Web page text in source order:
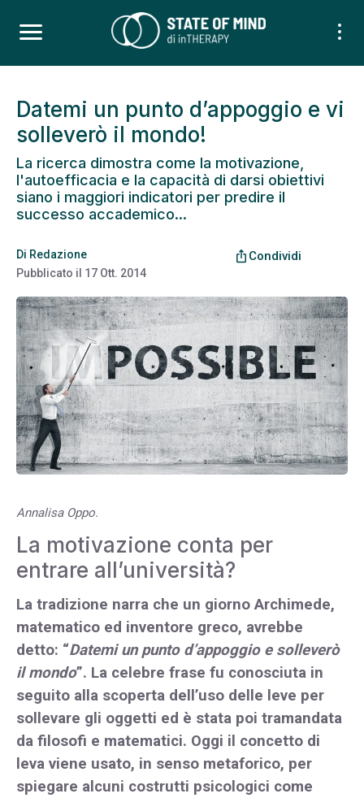
Datemi un punto d’appoggio e vi
solleverò il mondo!
La ricerca dimostra come la motivazione,
l'autoefficacia e la capacità di darsi obiettivi
siano i maggiori indicatori per predire il
successo accademico...
Di Redazione
Pubblicato il 17 Ott. 2014
ios_share Condividi
Annalisa Oppo.
La motivazione conta per
entrare all’università?
La tradizione narra che un giorno Archimede,
matematico ed inventore greco, avrebbe
detto: “Datemi un punto d’appoggio e solleverò
il mondo”. La celebre frase fu conosciuta in
seguito alla scoperta dell’uso delle leve per
sollevare gli oggetti ed è stata poi tramandata
da filosofi e matematici. Oggi il concetto di
leva viene usato, in senso metaforico, per
spiegare alcuni costrutti psicologici come